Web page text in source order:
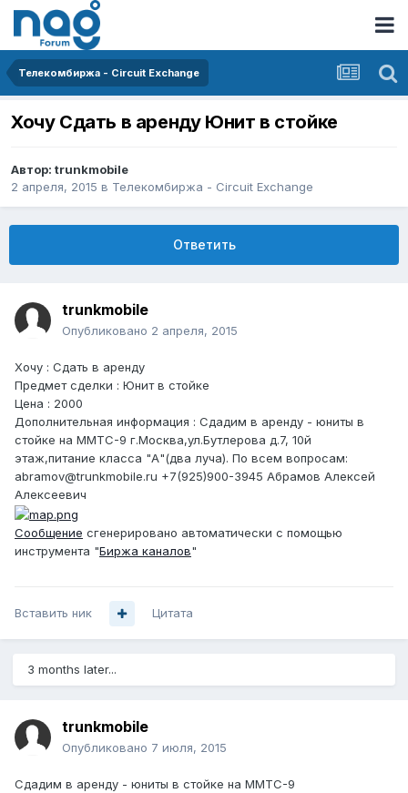
Телекомбиржа - Circuit Exchange
Хочу Сдать в аренду Юнит в стойке
Автор: trunkmobile
2 апреля, 2015 в Телекомбиржа - Circuit Exchange
Ответить
trunkmobile
Опубликовано 2 апреля, 2015
Хочу : Сдать в аренду
Предмет сделки : Юнит в стойке
Цена : 2000
Дополнительная информация : Сдадим в аренду - юниты в
стойке на ММТС-9 г.Москва,ул.Бутлерова д.7, 10й
этаж,питание класса "А"(два луча). По всем вопросам:
abramov@trunkmobile.ru +7(925)900-3945 Абрамов Алексей
Алексеевич
Сообщение сгенерировано автоматически с помощью
инструмента "Биржа каналов"
Вставить ник Цитата
3 months later...
trunkmobile
Опубликовано 7 июля, 2015
Сдадим в аренду - юниты в стойке на ММТС-9